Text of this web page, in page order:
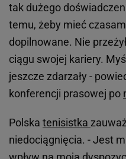
tak dużego
temu, żeby mieć
dopilnowane. Nie
ciągu swojej kariery.
jeszcze zdarzały -
konferencji prasowej po
Polska tenisistka
niedociągnięcia. - Jest